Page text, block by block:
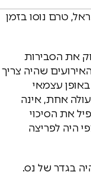
טרם נוסו בזמן
את הסבירות
שהיה צריך
עצמאי
אחת, אינה
את הסיכוי
היה לפריצה